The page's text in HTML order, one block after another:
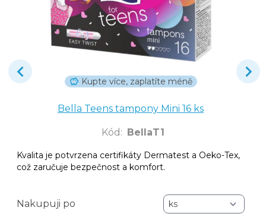
Kupte více, zaplatíte méně
Bella Teens tampony Mini 16 ks
Kód : BellaT1
Kvalita je potvrzena certifikáty Dermatest a Oeko-Tex,
což zaručuje bezpečnost a komfort.
Nakupuji po